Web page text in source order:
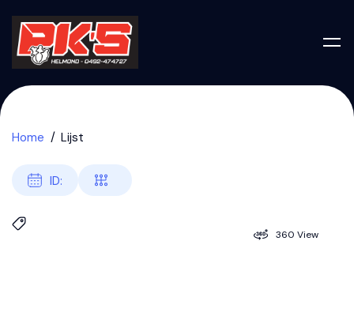
Home Lijst
ID:
360 View